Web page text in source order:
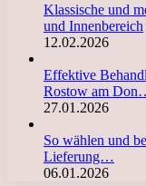
Klassische und
und Innenbereich
12.02.2026
Effektive
Rostow am
27.01.2026
So wählen und
Lieferung…
06.01.2026